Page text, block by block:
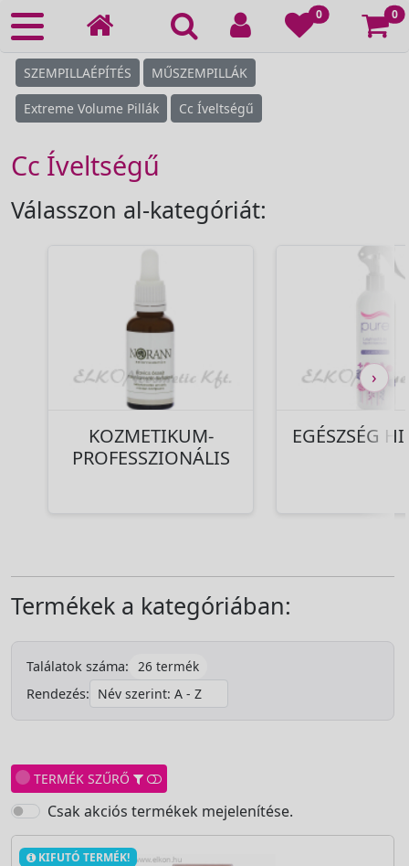
0 0
SZEMPILLAÉPÍTÉS MŰSZEMPILLÁK
Extreme Volume Pillák Cc Íveltségű
Cc Íveltségű
Válasszon al-kategóriát:
KOZMETIKUM-
PROFESSZIONÁLIS
EGÉSZSÉG
›
Termékek a kategóriában:
Találatok száma:
26 termék
Rendezés:
TERMÉK SZŰRŐ
Csak akciós termékek mejelenítése.
KIFUTÓ TERMÉK!